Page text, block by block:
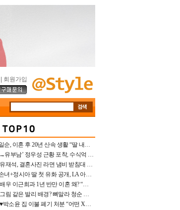
회원가입
배우 최일순, 이혼 후 20년 산속 생활 “딸 내가 버렸다고 원망‥맘 아파”(특종)[어제TV]
‘혼외자→유부남’ 정우성 근황 포착, 수식억 해킹 피해 후배 만났다 “존경하는”
집 공개 유재석, 결혼사진 라면 냄비 받침대 되고 분노‥가족사진도 피해(놀뭐)[어제TV]
백윤식 손녀+정시아 딸 첫 유화 공개, LA 아트쇼→서울국제조각페스타 작가다운 수준급 실력
유혜리, 배우 이근희과 1년 반만 이혼 왜? “식칼 꽂고 의자 던져” 충격 폭로(특종)[어제TV]
임지연, 그림 같은 발리 배경? 뼈말라 청순 비키니 핏에 상대 안 되네
김성수, ♥박소윤 집 이불 폐기 처분 “어떤 X이랑 썼을지 몰라” 질투(신랑수업2)[어제TV]